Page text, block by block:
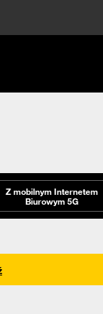
Z mobilnym Internetem
Biurowym 5G